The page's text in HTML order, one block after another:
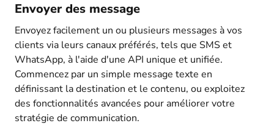
Envoyer des message
Envoyez facilement un ou plusieurs messages à vos
clients via leurs canaux préférés, tels que SMS et
WhatsApp, à l'aide d'une API unique et unifiée.
Commencez par un simple message texte en
définissant la destination et le contenu, ou exploitez
des fonctionnalités avancées pour améliorer votre
stratégie de communication.